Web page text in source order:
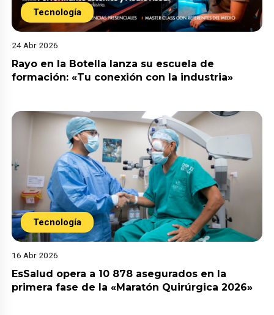
Tecnología
24 Abr 2026
Rayo en la Botella lanza su escuela de
formación: «Tu conexión con la industria»
Tecnología
16 Abr 2026
EsSalud opera a 10 878 asegurados en la
primera fase de la «Maratón Quirúrgica 2026»